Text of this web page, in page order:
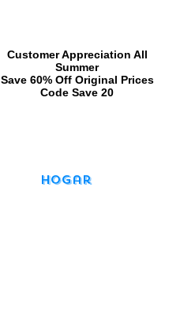
​Customer Appreciation All
Summer
​Save 60% Off Original Prices
​Code Save 20
Hogar